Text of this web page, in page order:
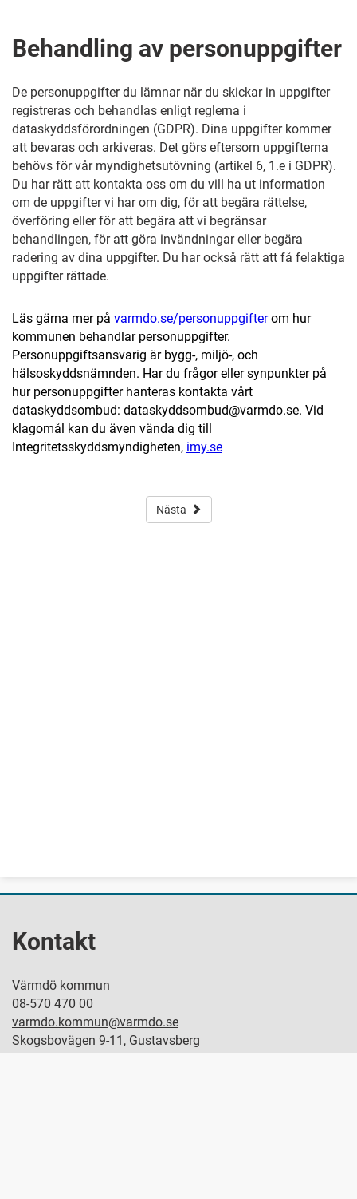
Behandling av personuppgifter
De personuppgifter du lämnar när du skickar in uppgifter
registreras och behandlas enligt reglerna i
dataskyddsförordningen (GDPR). Dina uppgifter kommer
att bevaras och arkiveras. Det görs eftersom uppgifterna
behövs för vår myndighetsutövning (artikel 6, 1.e i GDPR).
Du har rätt att kontakta oss om du vill ha ut information
om de uppgifter vi har om dig, för att begära rättelse,
överföring eller för att begära att vi begränsar
behandlingen, för att göra invändningar eller begära
radering av dina uppgifter. Du har också rätt att få felaktiga
uppgifter rättade.
Läs gärna mer på varmdo.se/personuppgifterom hur
kommunen behandlar personuppgifter.
Personuppgiftsansvarig är bygg-, miljö-, och
hälsoskyddsnämnden. Har du frågor eller synpunkter på
hur personuppgifter hanteras kontakta vårt
dataskyddsombud: dataskyddsombud@varmdo.se. Vid
klagomål kan du även vända dig till
Integritetsskyddsmyndigheten, imy.se
Nästa
Kontakt
Värmdö kommun
08-570 470 00
varmdo.kommun@varmdo.se
Skogsbovägen 9-11, Gustavsberg